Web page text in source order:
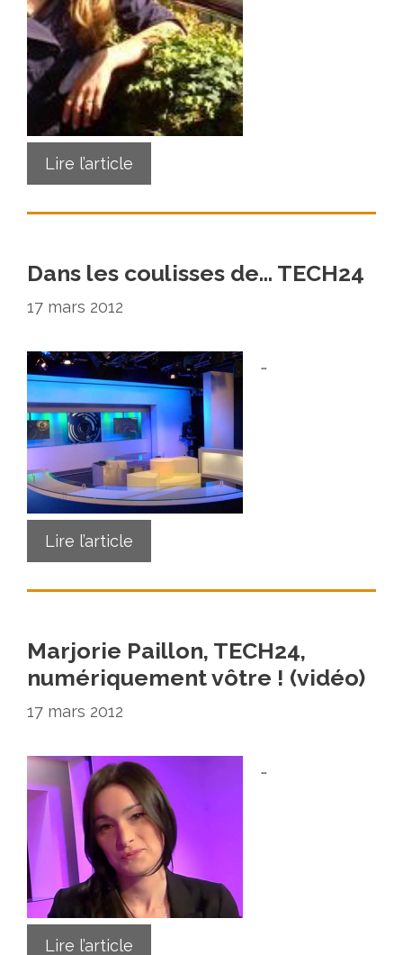
Lire l’article
Dans les coulisses de… TECH24
17 mars 2012
…
Lire l’article
Marjorie Paillon, TECH24,
numériquement vôtre ! (vidéo)
17 mars 2012
…
Lire l’article